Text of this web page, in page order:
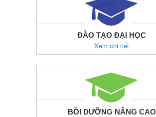
ĐÀO TẠO ĐẠI HỌC
Xem chi tiết
BỒI DƯỠNG NÂNG CAO